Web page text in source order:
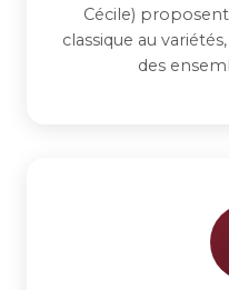
Cécile)
classique au
des